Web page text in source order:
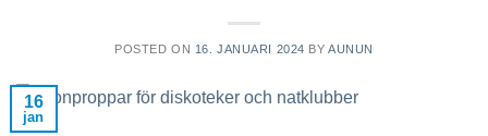
POSTED ON 16. JANUARI 2024 BY AUNUN
16
jan